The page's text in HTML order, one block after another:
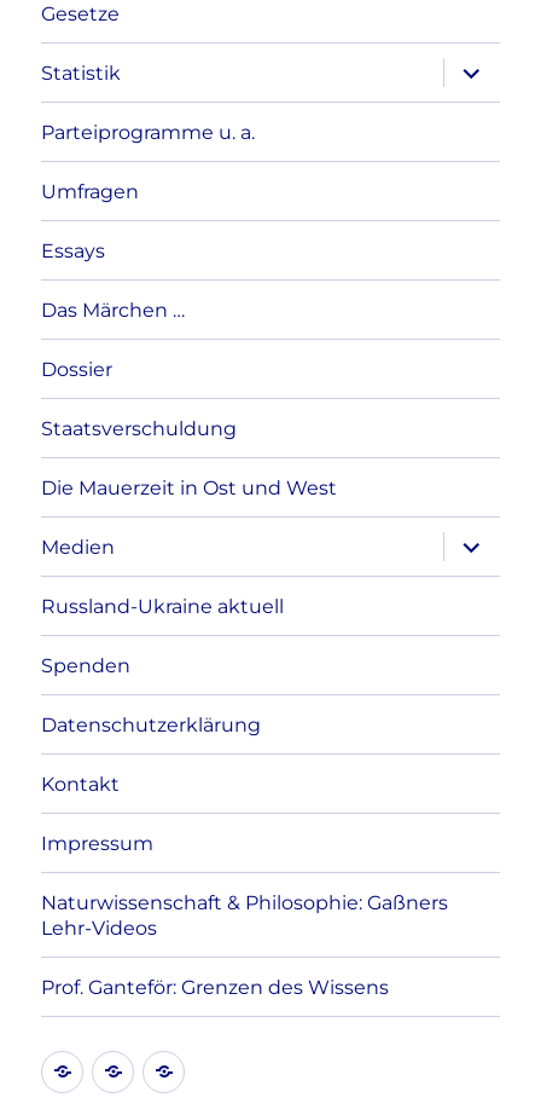
Gesetze
Statistik
anzeigen
Parteiprogramme u. a.
Umfragen
Essays
Das Märchen …
Dossier
Staatsverschuldung
Die Mauerzeit in Ost und West
Medien
anzeigen
Russland-Ukraine aktuell
Spenden
Datenschutzerklärung
Kontakt
Impressum
Naturwissenschaft & Philosophie: Gaßners
Lehr-Videos
Prof. Ganteför: Grenzen des Wissens
KontaktDatenschutzerklärung
Impressum